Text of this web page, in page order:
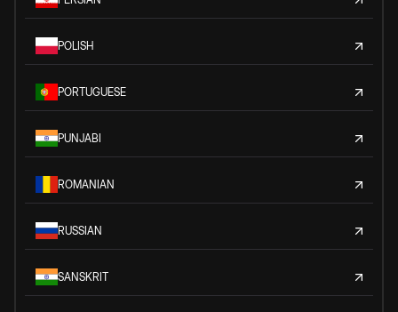
POLISH
PORTUGUESE
PUNJABI
ROMANIAN
RUSSIAN
SANSKRIT